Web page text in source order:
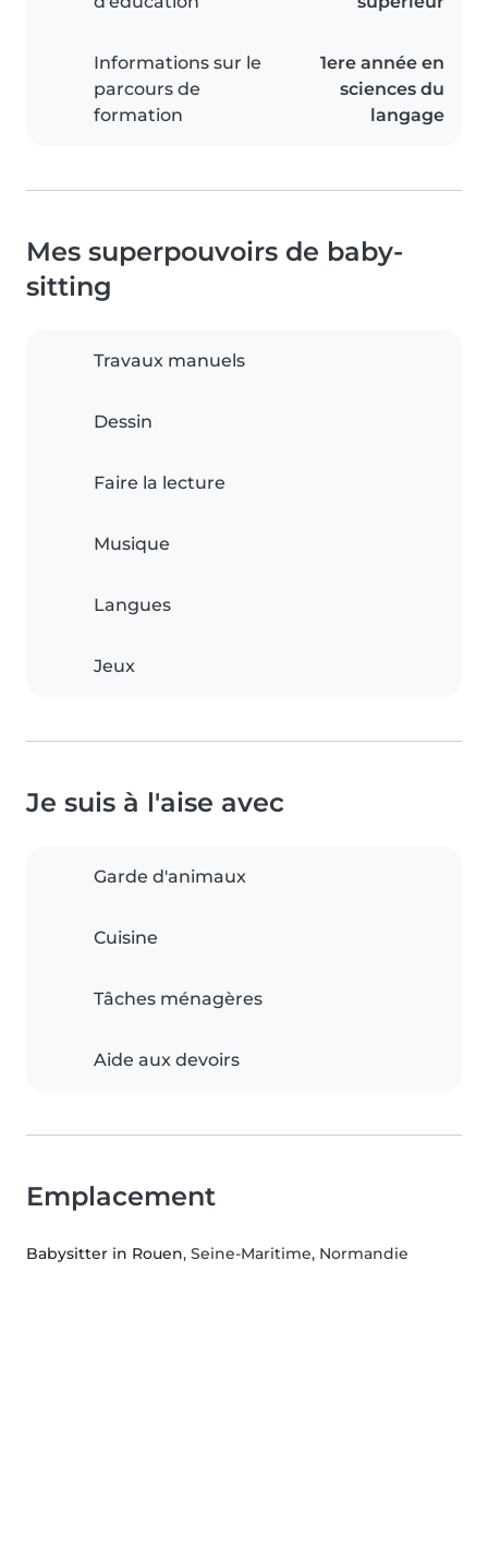
Informations sur le
parcours de
formation
1ere année en
sciences du
langage
Mes superpouvoirs de baby-
sitting
Travaux manuels
Dessin
Faire la lecture
Musique
Langues
Jeux
Je suis à l'aise avec
Garde d'animaux
Cuisine
Tâches ménagères
Aide aux devoirs
Emplacement
Babysitter in Rouen, Seine-Maritime, Normandie